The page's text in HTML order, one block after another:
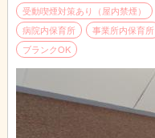
・保護者への連絡 など
受動喫煙対策あり（屋内禁煙）
病院内保育所
事業所内保育所
ブランクOK